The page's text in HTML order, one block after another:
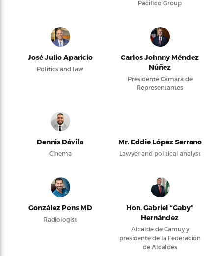
Pacifico Group
José Julio Aparicio
Politics and law
Carlos Johnny Méndez
Núñez
Presidente Cámara de
Representantes
Dennis Dávila
Cinema
Mr. Eddie López Serrano
Lawyer and political analyst
González Pons MD
Radiologist
Hon. Gabriel “Gaby”
Hernández
Alcalde de Camuy y
presidente de la Federación
de Alcaldes